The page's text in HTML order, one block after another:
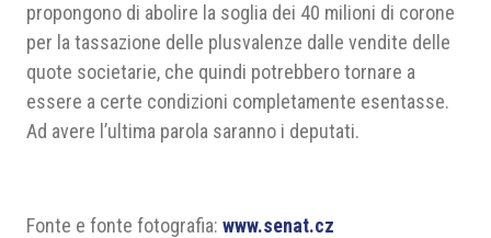
propongono di abolire la soglia dei 40 milioni di corone
per la tassazione delle plusvalenze dalle vendite delle
quote societarie, che quindi potrebbero tornare a
essere a certe condizioni completamente esentasse.
Ad avere l’ultima parola saranno i deputati.
Fonte e fonte fotografia: www.senat.cz